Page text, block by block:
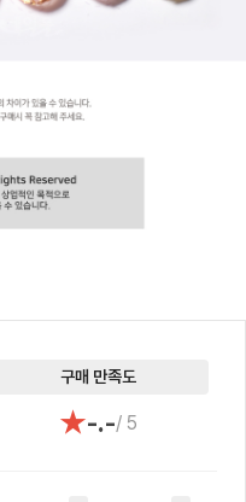
구매 만족도
★-.-/ 5